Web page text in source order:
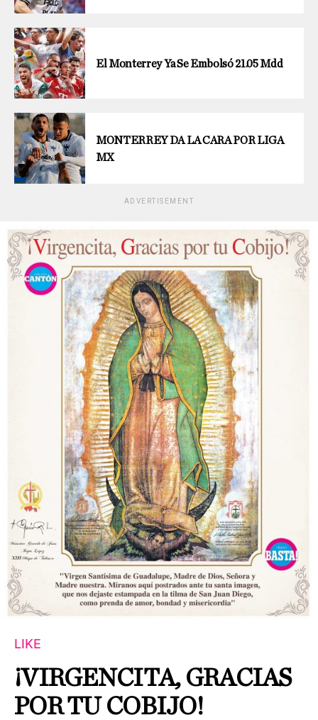
El Monterrey Ya Se Embolsó 21.05 Mdd
MONTERREY DA LA CARA POR LIGA
MX
ADVERTISEMENT
LIKE
¡VIRGENCITA, GRACIAS
POR TU COBIJO!